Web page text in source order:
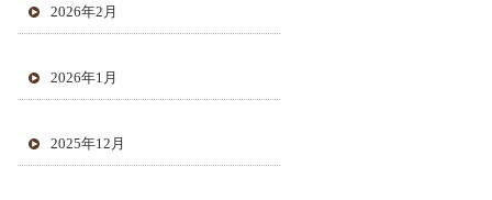
2026年2月
2026年1月
2025年12月